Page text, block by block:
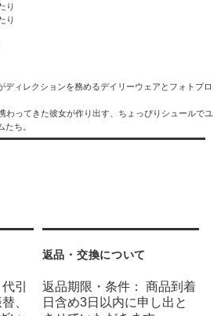
り
り
ディレクションを務めるデイリーウェアとフォトプロ
わってきた彼女が作り出す、ちょっぴりシュールでユ
たち。
引
、
返品・交換について
返品期限・条件： 商品到着
日含め3日以内に申し出と